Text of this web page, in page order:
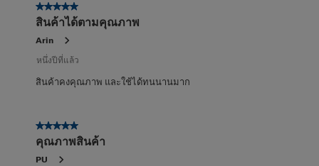
5 จาก 5 ดาว
สินค้าได้ตามคุณภาพ
Arin
หนึ่งปีที่แล้ว
สินค้าคงคุณภาพ และใช้ได้ทนนานมาก
5 จาก 5 ดาว
คุณภาพสินค้า
PU